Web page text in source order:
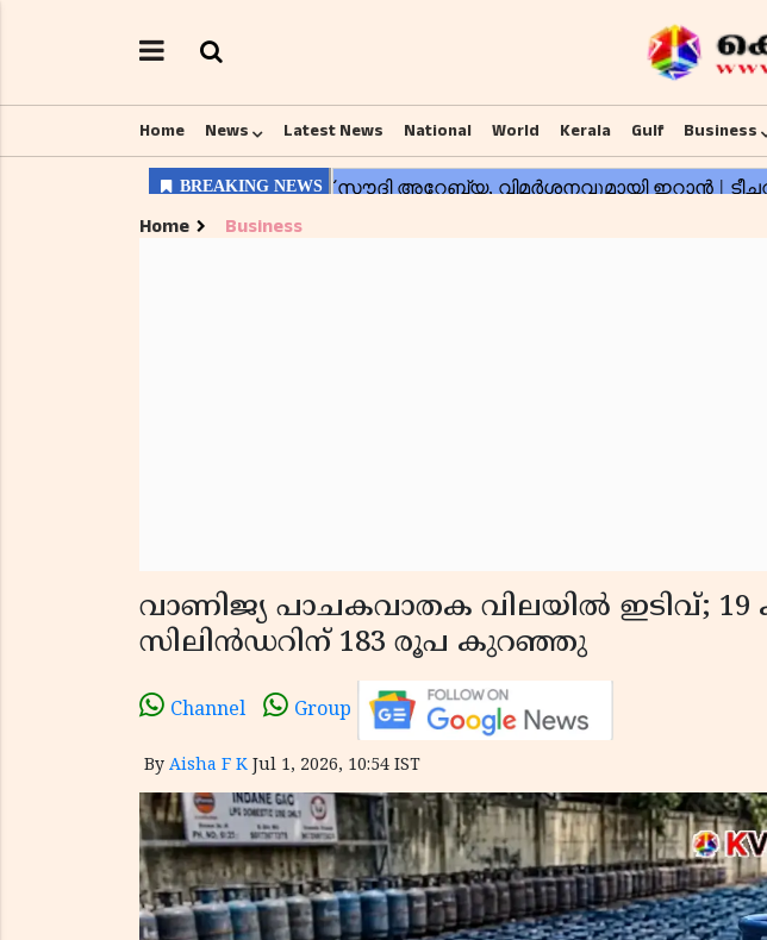
Home News Latest News National World Kerala Gulf Business
Home Business
വാണിജ്യ പാചകവാതക വിലയിൽ ഇടിവ്; 19
സിലിൻഡറിന് 183 രൂപ കുറഞ്ഞു
Channel Group
By Aisha F K Jul 1, 2026, 10:54 IST